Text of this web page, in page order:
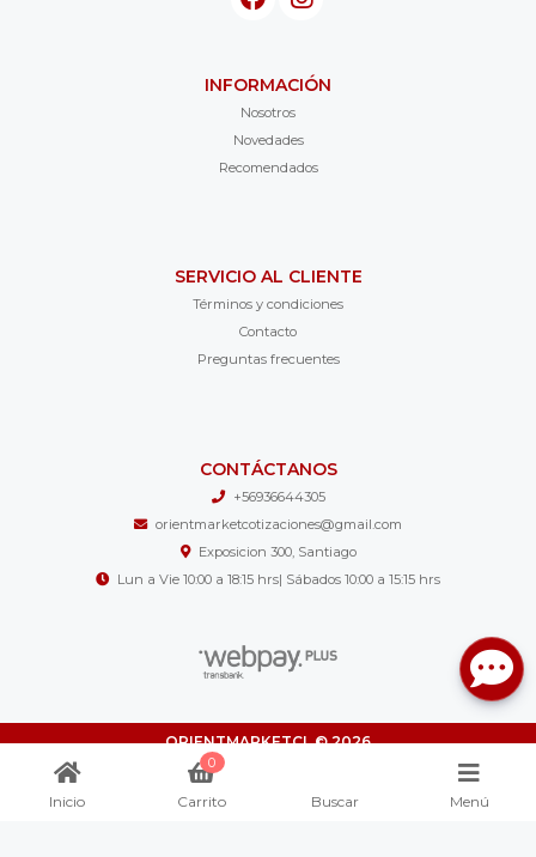
INFORMACIÓN
Nosotros
Novedades
Recomendados
SERVICIO AL CLIENTE
Términos y condiciones
Contacto
Preguntas frecuentes
CONTÁCTANOS
+56936644305
orientmarketcotizaciones@gmail.com
Exposicion 300, Santiago
Lun a Vie 10:00 a 18:15 hrs| Sábados 10:00 a 15:15 hrs
ORIENTMARKETCL © 2026
¿Te gusta mi tienda? Yo vendo con
Inicio
0
Carrito Buscar Menú